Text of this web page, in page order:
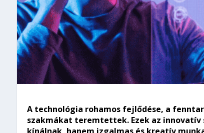
A technológia rohamos fejlődése, a
szakmákat teremtettek. Ezek az